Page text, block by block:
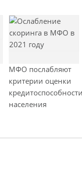
МФО послабляют
критерии оценки
кредитоспособности
населения